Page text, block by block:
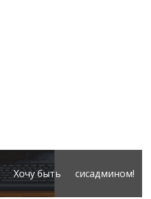
Хочу быть сисадмином!